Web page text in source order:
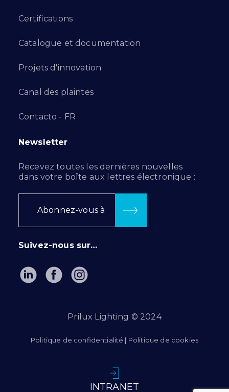
Certifications
Catalogue et documentation
Projets d'innovation
Canal des plaintes
Contacto - FR
Newsletter
Recevez toutes les dernières nouvelles
dans votre boîte aux lettres électronique :
Abonnez-vous à
Suivez-nous sur…
Prilux Lighting © 2024
Politique de confidentialité | Politique de cookies
INTRANET